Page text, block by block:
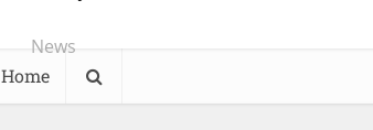
News
Home